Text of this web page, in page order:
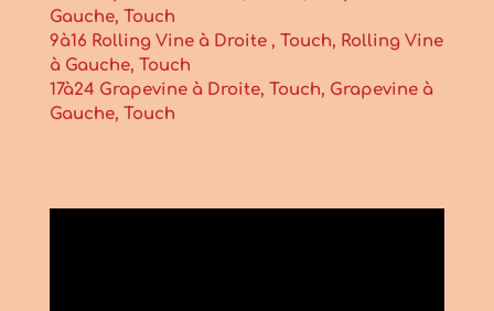
Gauche, Touch
9à16 Rolling Vine à Droite , Touch, Rolling Vine
à Gauche, Touch
17à24 Grapevine à Droite, Touch, Grapevine à
Gauche, Touch